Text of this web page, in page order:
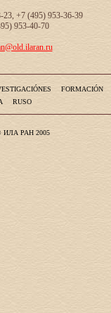
23, +7 (495) 953-36-39
953-40-70
FORMACIÓN
RUSO
ИЛА РАН 2005